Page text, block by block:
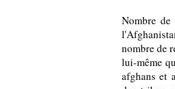
Nombre
nombre de
lui-même
afghans et